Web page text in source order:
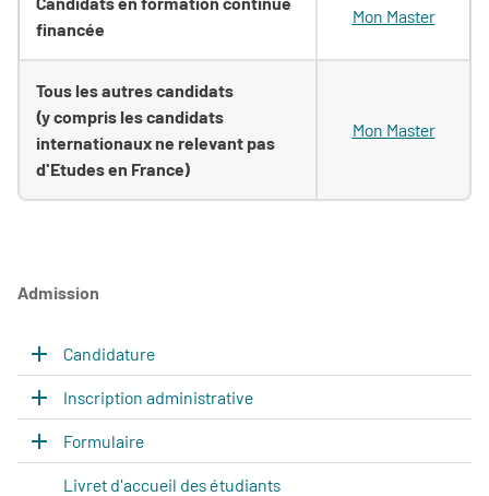
financée
Mon Master
Tous les autres candidats
(y compris les candidats
internationaux ne relevant pas
d'Etudes en France)
Mon Master
Admission
Candidature
Inscription administrative
Formulaire
Livret d'accueil des étudiants